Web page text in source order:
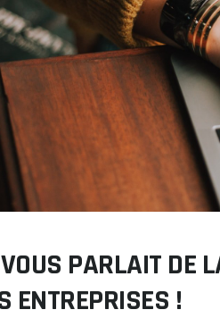
PARLAIT DE
ENTREPRISES !